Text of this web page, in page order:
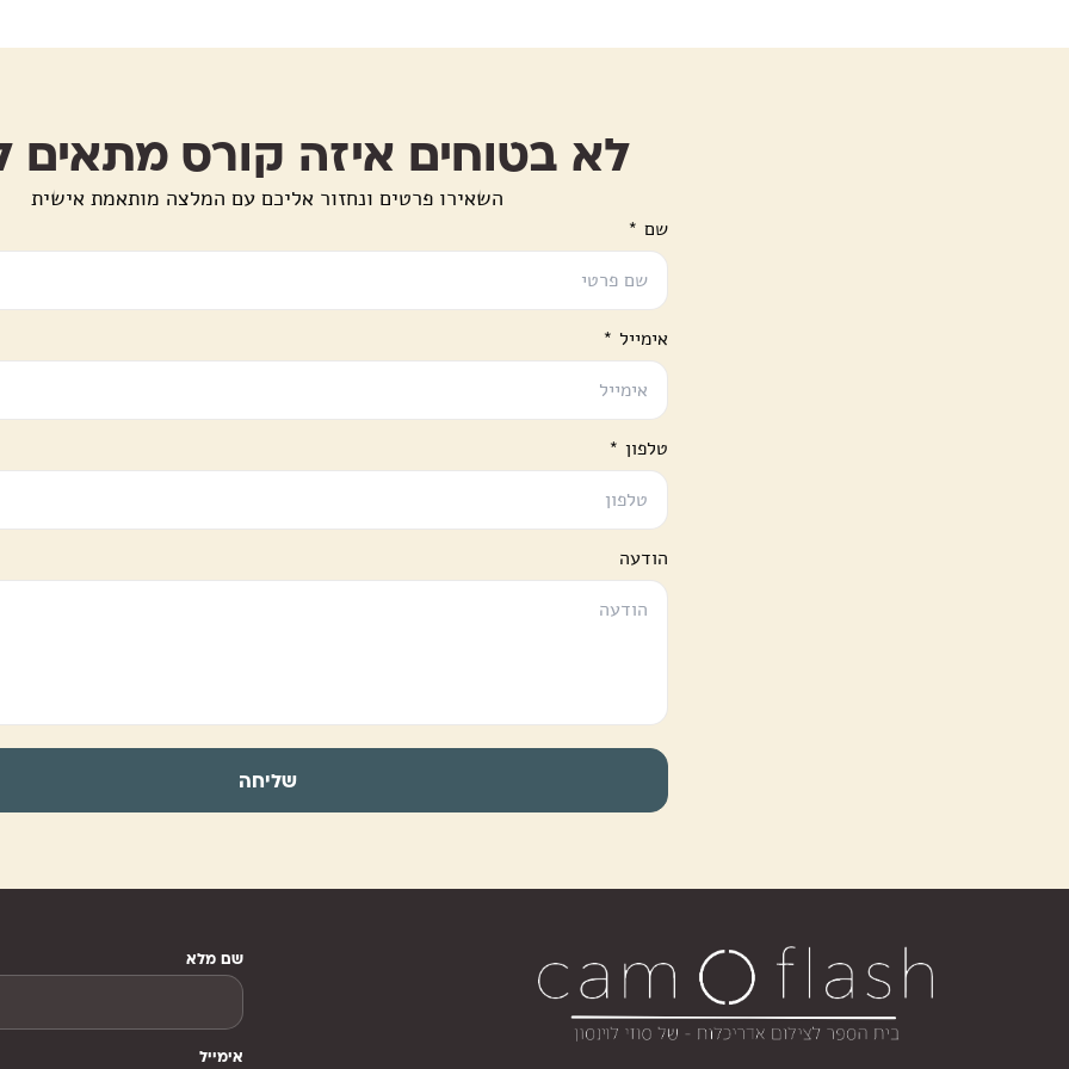
לא בטוחים איזה קורס מתאים
השאירו פרטים ונחזור אליכם עם המלצה מותאמת אישית
שם *
אימייל *
טלפון *
הודעה
שליחה
שם מלא
אימייל